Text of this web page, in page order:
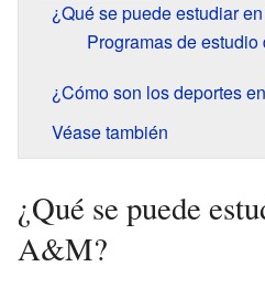
¿Qué se puede estudiar
Programas de
¿Cómo son los deportes
Véase también
¿Qué se puede
A&M?